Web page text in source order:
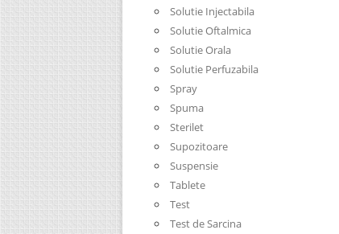
Solutie Injectabila
Solutie Oftalmica
Solutie Orala
Solutie Perfuzabila
Spray
Spuma
Sterilet
Supozitoare
Suspensie
Tablete
Test
Test de Sarcina